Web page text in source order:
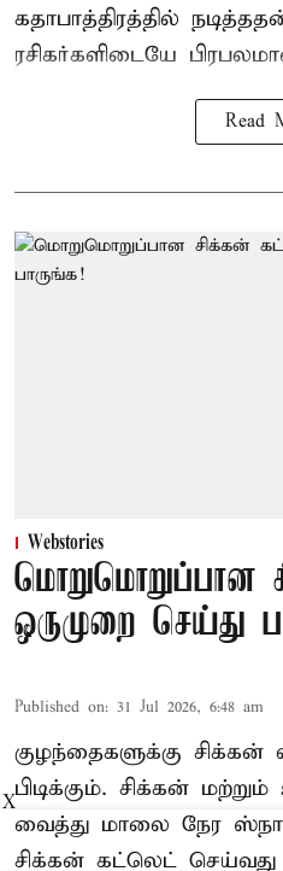
கதாபாத்திரத்தில்
ரசிகர்களிடையே
Read
Webstories
மொறுமொறுப்பான
ஒருமுறை செய்து
Published on: 31 Jul 2026, 6:48 am
குழந்தைகளுக்கு சிக்கன்
பிடிக்கும். சிக்கன்
வைத்து மாலை நேர
சிக்கன் கட்லெட் செய்வது
X